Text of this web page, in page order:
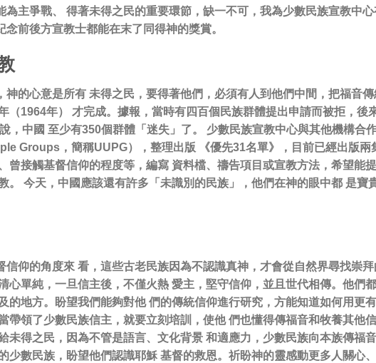
主爭戰、 得著未得之民的重要環節，缺一不可，我為少數民族宣教中
前後方宣教士都能在末了同得神的獎賞。
的心意是所有 未得之民，要得著他們，必須有人到他們中間，把福音
（1964年） 才完成。據報，當時有四百個民族群體提出申請而被拒，後
，中國 至少有350個群體「迷失」了。 少數民族宣教中心與其他機構合
Groups，簡稱UUPG），整理出版 《優先31名單》，目前已經出版兩
曾接觸基督信仰的程度等，編寫 資料檔、禱告項目或宣教方法，希望能
。 今天，中國應該還有許多「未識別的民族」，他們在神的眼中都 是寶
仰的角度來 看，這些古老民族因為不認識真神，才會從自然界尋找崇
心單純，一旦信主後，不僅火熱 愛主，堅守信仰，並且世代相傳。他們
的地方。盼望我們能夠對他 們的傳統信仰進行研究，方能知道如何用更
帶領了少數民族信主，就要立刻培訓，使他 們也懂得傳福音和牧養其他
未得之民，因為不管是語言、文化背景 和適應力，少數民族向本族傳福
少數民族，盼望他們認識耶穌 基督的救恩。祈盼神的靈感動更多人關心